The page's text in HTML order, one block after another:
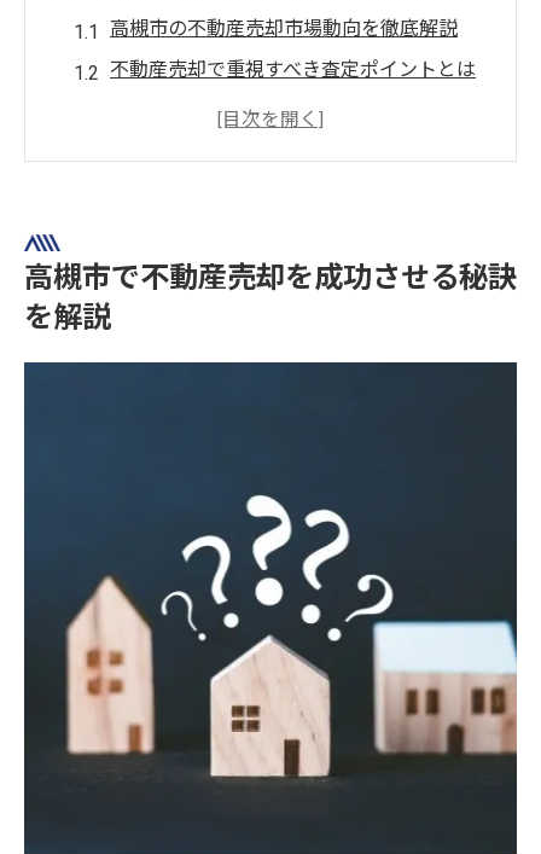
高槻市の不動産売却市場動向を徹底解説
不動産売却で重視すべき査定ポイントとは
信頼できる不動産会社選びの見極め方
め
買取で早期現金化するための実践ステップ
不動産売却の査定依頼から始める具体策
複数社の見積もり比較が売却成功の鍵
高槻市での買取査定アップのコツを紹介
不動産売却に必要な手続きと流れを確認
売却時にありがちなNG行動と対策とは
納得できる不動産売却を実現するポイント集
高槻市で不動産売却を成功させる秘訣
を解説